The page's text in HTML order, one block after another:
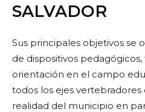
SALVADOR
Sus principales objetivos se
de dispositivos
orientación en el campo
todos los ejes vertebradores
realidad del municipio en